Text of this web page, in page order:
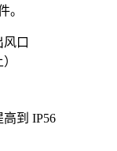
。
口
到 IP56